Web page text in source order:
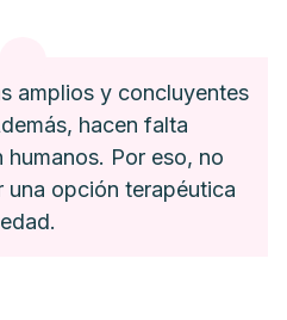
amplios y concluyentes
hacen falta
humanos. Por eso, no
una opción terapéutica